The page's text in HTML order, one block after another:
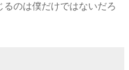
のは僕だけではないだろ